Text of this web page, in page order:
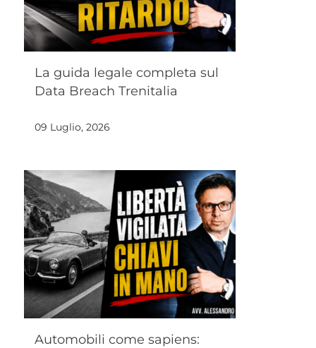
La guida legale completa sul
Data Breach Trenitalia
09 Luglio, 2026
Automobili come sapiens: